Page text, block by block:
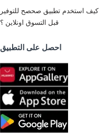
كيف استخدم تطبيق صحصح للتوفير
قبل التسوق اونلاين ؟
احصل على التطبيق